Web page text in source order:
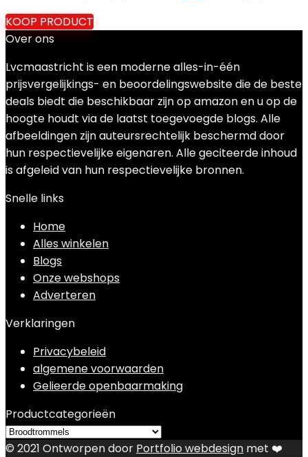
KOOP PRODUCT
Over ons
Lvcmaastricht is een moderne alles-in-één
prijsvergelijkings- en beoordelingswebsite die de beste
deals biedt die beschikbaar zijn op amazon en u op de
hoogte houdt via de laatst toegevoegde blogs. Alle
afbeeldingen zijn auteursrechtelijk beschermd door
hun respectievelijke eigenaren. Alle geciteerde inhoud
is afgeleid van hun respectievelijke bronnen.
Snelle links
Home
Alles winkelen
Blogs
Onze webshops
Adverteren
Verklaringen
Privacybeleid
algemene voorwaarden
Gelieerde openbaarmaking
Productcategorieën
© 2021 Ontworpen door Portfolio webdesign met ❤️